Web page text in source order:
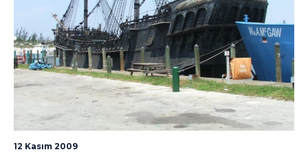
12 Kasım 2009